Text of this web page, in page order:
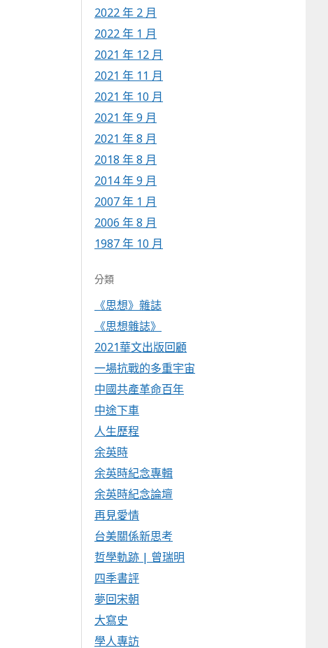
2022 年 2 月
2022 年 1 月
2021 年 12 月
2021 年 11 月
2021 年 10 月
2021 年 9 月
2021 年 8 月
2018 年 8 月
2014 年 9 月
2007 年 1 月
2006 年 8 月
1987 年 10 月
分類
《思想》雜誌
《思想雜誌》
2021華文出版回顧
一場抗戰的多重宇宙
中國共產革命百年
中途下車
人生歷程
余英時
余英時紀念專輯
余英時紀念論壇
再見愛情
台美關係新思考
哲學軌跡 | 曾瑞明
四季書評
夢回宋朝
大寫史
學人專訪